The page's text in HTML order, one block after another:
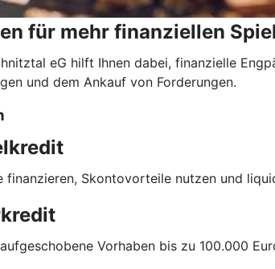
für mehr finanziellen
eG hilft Ihnen dabei, finanzielle
und dem Ankauf von Forderungen.
finanzieren, Skontovorteile nutzen und
Vorhaben bis zu 100.000